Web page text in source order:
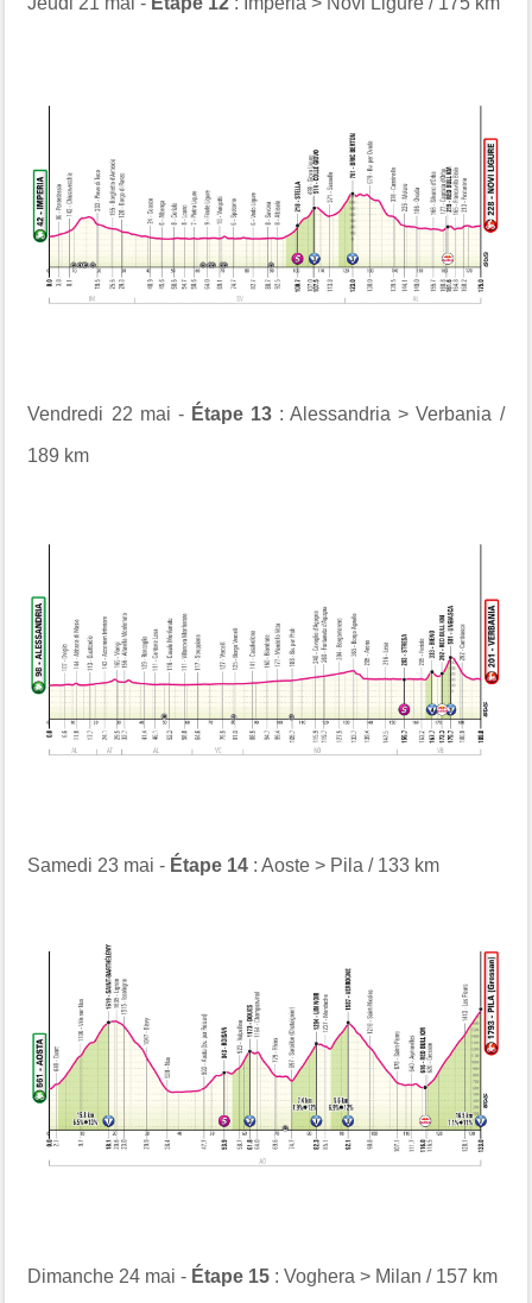
Vendredi 22 mai - Étape 13 : Alessandria > Verbania /
189 km
Samedi 23 mai - Étape 14 : Aoste > Pila / 133 km
Dimanche 24 mai - Étape 15 : Voghera > Milan / 157 km